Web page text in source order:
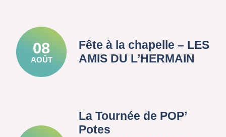
08
AOÛT
Fête à la chapelle – LES
AMIS DU L’HERMAIN
La Tournée de POP’
Potes